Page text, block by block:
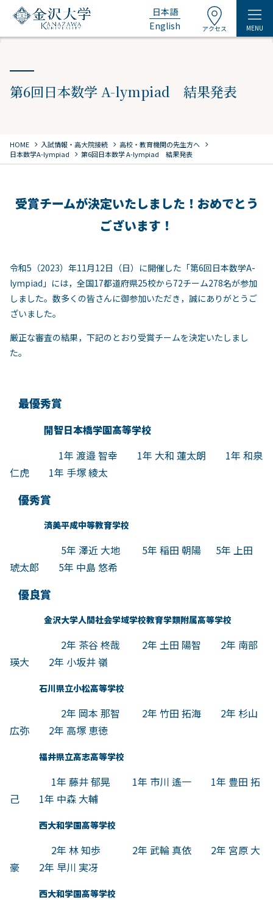
日本語
English
アクセス MENU
第6回日本数学 A-lympiad 結果発表
HOME chevron_right ⼊試情報・高大院接続 chevron_right 高校・教育機関の先生方へ chevron_right
日本数学A-lympiad chevron_right 第6回日本数学 A-lympiad 結果発表
受賞チームが決定いたしました！おめでとう
ございます！
令和5（2023）年11月12日（日）に開催した「第6回日本数学A-
lympiad」には，全国17都道府県25校から72チーム278名が参加
しました。数多くの皆さんに御参加いただき，誠にありがとうご
ざいました。
厳正な審査の結果，下記のとおり受賞チームを決定いたしまし
た。
最優秀賞
開智日本橋学園高等学校
1年 渡邉 智幸 1年 大和 蓮太朗 1年 和泉
仁虎 1年 手塚 綾太
優秀賞
済美平成中等教育学校
5年 澤近 大地 5年 稲田 朝陽 5年 上田
琥太郎 5年 中島 悠希
優良賞
金沢大学人間社会学域学校教育学類附属高等学校
2年 茶谷 柊哉 2年 土田 陽智 2年 南部
瑛大 2年 小坂井 嶺
石川県立小松高等学校
2年 岡本 那智 2年 竹田 拓海 2年 杉山
広弥 2年 高塚 恵徳
福井県立高志高等学校
1年 藤井 郁晃 1年 市川 遙一 1年 豊田 拓
己 1年 中森 大輔
西大和学園高等学校
2年 林 知歩 2年 武輪 真依 2年 宮原 大
豪 2年 早川 実冴
西大和学園高等学校